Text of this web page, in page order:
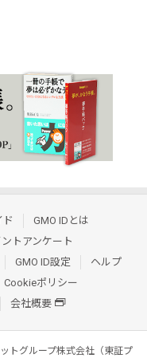
ド
GMO IDとは
トアンケート
GMO ID設定
ヘルプ
Cookieポリシー
会社概要
トグループ株式会社（東証プ